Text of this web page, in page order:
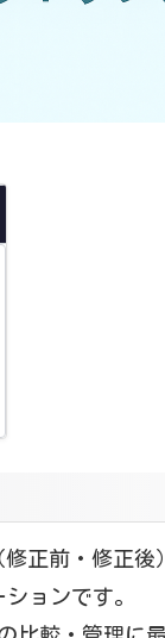
正前・修正
ョンです。